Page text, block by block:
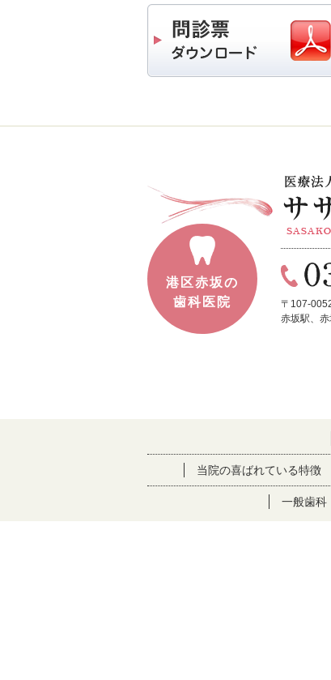
港区赤坂の
歯科医院
〒107-
赤坂駅、赤
当院の喜ばれている特徴
一般歯科